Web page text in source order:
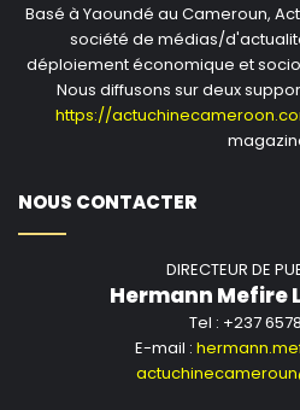
Basé à Yaoundé au Cameroun,
société de médias/
déploiement économique et
Nous diffusons sur deux
https://
NOUS CONTACTER
DIRECTEUR DE
Hermann Mefire
Tel : +237
E-mail :